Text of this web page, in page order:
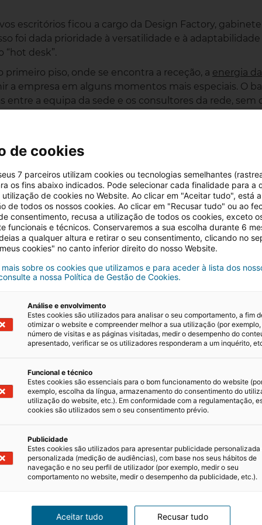
escritórios ficou a cargo da Design Factory,
foi dada prioridade à versatilidade e à
“hot desk”.
piso, onde se encontra a receção, a energia
a empresa em alguns momentos mais especiais. O
a equipa da sede e os consultores da rede, sem
pequenas
existência, separa a zona da receção do open space
um gabinete para trabalho em grupo e uma sala de
resposta a um espaço de convívio e partilha. Aqui
altas, e recantos criados para favorecer pequenas
do CEO e uma outra sala de reuniões com
colaboradores da iad, como para os seus animais
na criação do escritório, tanto na escolha
de cores tem como base o branco e vários
. Por outro lado, esta nova sede procura transmitir
iluminação, através de candeeiros de mesa, que,
acolhedora.
daiad Portugal.
à inovação digital
de cookies
7 parceiros utilizam cookies ou tecnologias semelhantes
os fins abaixo indicados. Pode selecionar cada finalidade para a
de cookies no Website. Ao clicar em "Aceitar tudo", está
de todos os nossos cookies. Ao clicar em "Recusar tudo" ou ao
consentimento, recusa a utilização de todos os cookies, exceto
funcionais e técnicos. Conservaremos a sua escolha durante 6
a qualquer altura e retirar o seu consentimento, clicando no
cookies" no canto inferior direito do nosso Website.
mais sobre os cookies que utilizamos e para aceder à lista dos
a nossa Política de Gestão de Cookies.
Análise e envolvimento
Estes cookies são utilizados para analisar o seu comportamento, a fim
otimizar o website e compreender melhor a sua utilização (por
número de visitas e as páginas visitadas, medir o desempenho do
apresentado, verificar se os utilizadores responderam a um inquérito,
Funcional e técnico
Estes cookies são essenciais para o bom funcionamento do website
exemplo, escolha da língua, armazenamento do consentimento do
utilização do website, etc.). Em conformidade com a regulamentação,
cookies são utilizados sem o seu consentimento prévio.
Publicidade
Estes cookies são utilizados para apresentar publicidade personalizada
personalizada (medição de audiências), com base nos seus hábitos de
navegação e no seu perfil de utilizador (por exemplo, medir o seu
comportamento no website, medir o desempenho da publicidade, etc.).
Aceitar tudo Recusar tudo